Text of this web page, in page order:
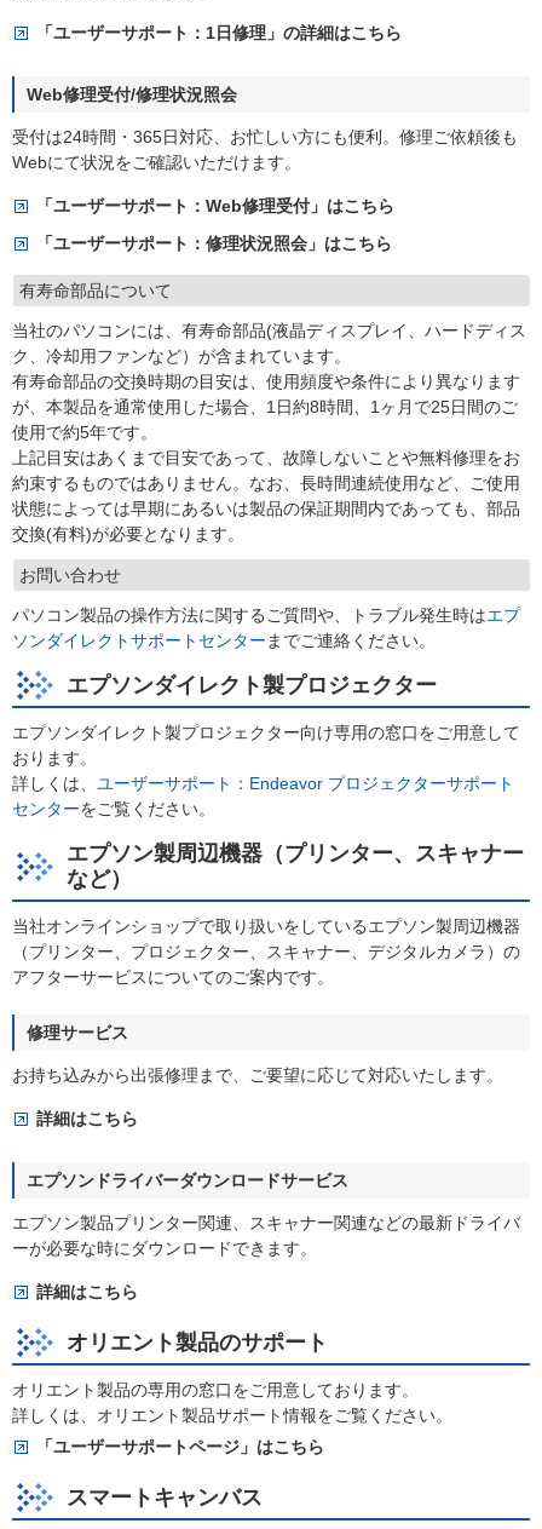
「ユーザーサポート：1日修理」の詳細はこちら
Web修理受付/修理状況照会
受付は24時間・365日対応、お忙しい方にも便利。修理ご依頼後も
Webにて状況をご確認いただけます。
「ユーザーサポート：Web修理受付」はこちら
「ユーザーサポート：修理状況照会」はこちら
有寿命部品について
当社のパソコンには、有寿命部品(液晶ディスプレイ、ハードディス
ク、冷却用ファンなど）が含まれています。
有寿命部品の交換時期の目安は、使用頻度や条件により異なります
が、本製品を通常使用した場合、1日約8時間、1ヶ月で25日間のご
使用で約5年です。
上記目安はあくまで目安であって、故障しないことや無料修理をお
約束するものではありません。なお、長時間連続使用など、ご使用
状態によっては早期にあるいは製品の保証期間内であっても、部品
交換(有料)が必要となります。
お問い合わせ
パソコン製品の操作方法に関するご質問や、トラブル発生時はエプ
ソンダイレクトサポートセンター までご連絡ください。
エプソンダイレクト製プロジェクター
エプソンダイレクト製プロジェクター向け専用の窓口をご用意して
おります。
詳しくは、 ユーザーサポート：Endeavor プロジェクターサポート
センターをご覧ください。
エプソン製周辺機器（プリンター、スキャナー
など）
当社オンラインショップで取り扱いをしているエプソン製周辺機器
（プリンター、プロジェクター、スキャナー、デジタルカメラ）の
アフターサービスについてのご案内です。
修理サービス
お持ち込みから出張修理まで、ご要望に応じて対応いたします。
詳細はこちら
エプソンドライバーダウンロードサービス
エプソン製品プリンター関連、スキャナー関連などの最新ドライバ
ーが必要な時にダウンロードできます。
詳細はこちら
オリエント製品のサポート
オリエント製品の専用の窓口をご用意しております。
詳しくは、オリエント製品サポート情報をご覧ください。
「ユーザーサポートページ」はこちら
スマートキャンバス